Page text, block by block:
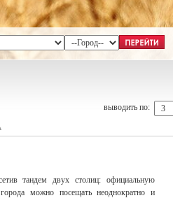
выводить по:
тандем двух столиц: официальную
можно посещать неоднократно и